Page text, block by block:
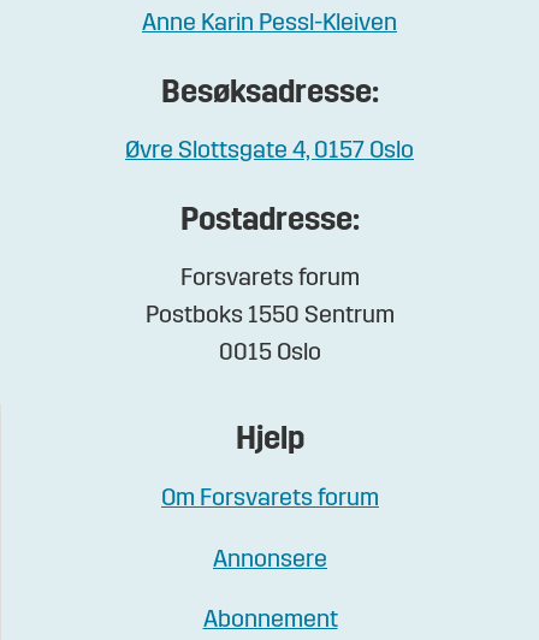
Anne Karin Pessl-Kleiven
Besøksadresse:
Øvre Slottsgate 4, 0157 Oslo
Postadresse:
Forsvarets forum
Postboks 1550 Sentrum
0015 Oslo
Hjelp
Om Forsvarets forum
Annonsere
Abonnement